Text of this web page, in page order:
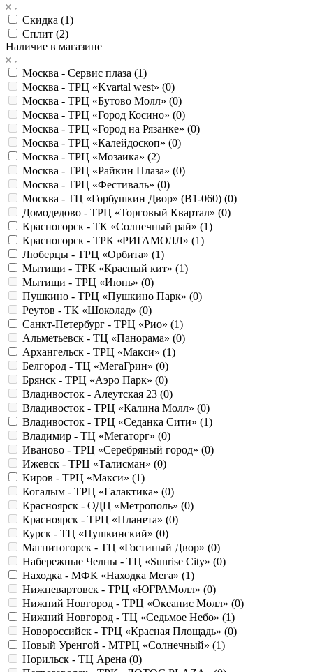
Скидка (1)
Сплит (2)
Наличие в магазине
Москва - Сервис плаза (1)
Москва - ТРЦ «Kvartal west» (0)
Москва - ТРЦ «Бутово Молл» (0)
Москва - ТРЦ «Город Косино» (0)
Москва - ТРЦ «Город на Рязанке» (0)
Москва - ТРЦ «Калейдоскоп» (0)
Москва - ТРЦ «Мозаика» (2)
Москва - ТРЦ «Райкин Плаза» (0)
Москва - ТРЦ «Фестиваль» (0)
Москва - ТЦ «Горбушкин Двор» (B1-060) (0)
Домодедово - ТРЦ «Торговый Квартал» (0)
Красногорск - ТК «Солнечный рай» (1)
Красногорск - ТРК «РИГАМОЛЛ» (1)
Люберцы - ТРЦ «Орбита» (1)
Мытищи - ТРК «Красный кит» (1)
Мытищи - ТРЦ «Июнь» (0)
Пушкино - ТРЦ «Пушкино Парк» (0)
Реутов - ТК «Шоколад» (0)
Санкт-Петербург - ТРЦ «Рио» (1)
Альметьевск - ТЦ «Панорама» (0)
Архангельск - ТРЦ «Макси» (1)
Белгород - ТЦ «МегаГрин» (0)
Брянск - ТРЦ «Аэро Парк» (0)
Владивосток - Алеутская 23 (0)
Владивосток - ТРЦ «Калина Молл» (0)
Владивосток - ТРЦ «Седанка Сити» (1)
Владимир - ТЦ «Мегаторг» (0)
Иваново - ТРЦ «Серебряный город» (0)
Ижевск - ТРЦ «Талисман» (0)
Киров - ТРЦ «Макси» (1)
Когалым - ТРЦ «Галактика» (0)
Красноярск - ОДЦ «Метрополь» (0)
Красноярск - ТРЦ «Планета» (0)
Курск - ТЦ «Пушкинский» (0)
Магнитогорск - ТЦ «Гостиный Двор» (0)
Набережные Челны - ТЦ «Sunrise City» (0)
Находка - МФК «Находка Мега» (1)
Нижневартовск - ТРЦ «ЮГРАМолл» (0)
Нижний Новгород - ТРЦ «Океанис Молл» (0)
Нижний Новгород - ТЦ «Седьмое Небо» (1)
Новороссийск - ТРЦ «Красная Площадь» (0)
Новый Уренгой - МТРЦ «Солнечный» (1)
Норильск - ТЦ Арена (0)